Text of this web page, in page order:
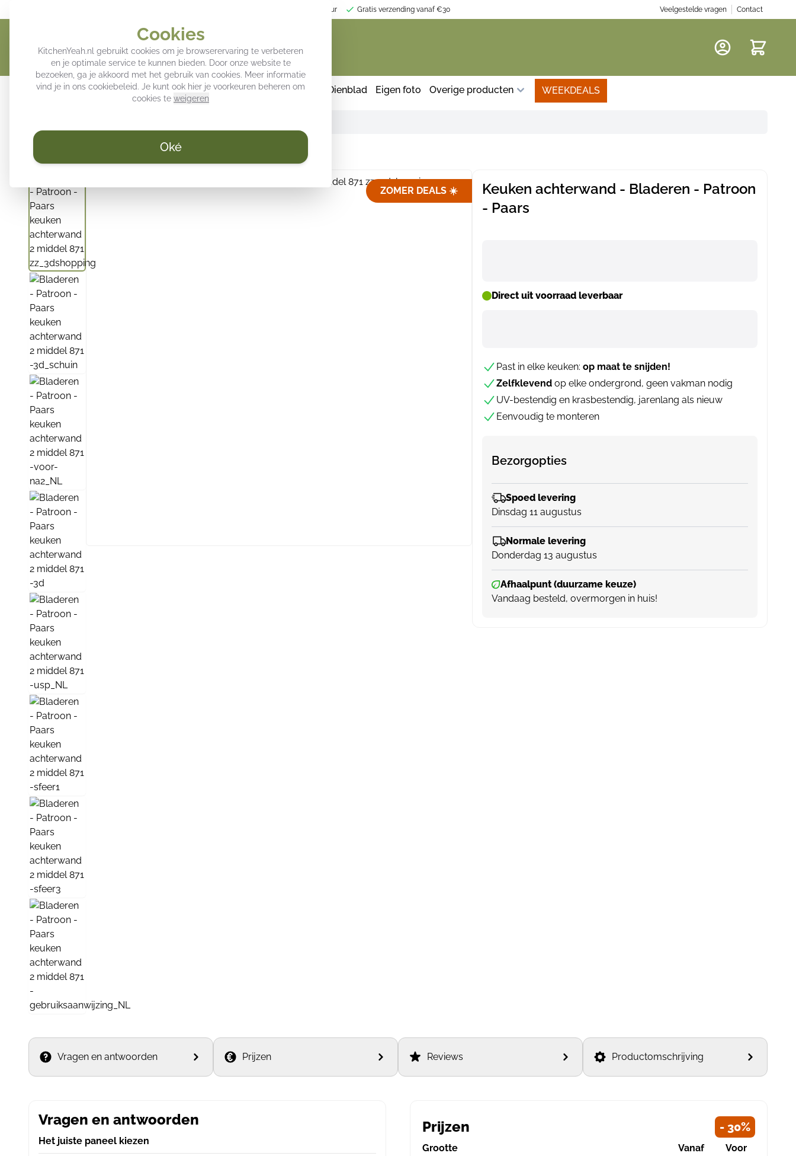
Cookies
KitchenYeah.nl gebruikt cookies om je browserervaring te verbeteren
en je optimale service te kunnen bieden. Door onze website te
bezoeken, ga je akkoord met het gebruik van cookies. Meer informatie
vind je in ons cookiebeleid. Je kunt ook hier je voorkeuren beheren om
cookies te weigeren
Oké
Trendy decoratie voor jouw keukeninterieur Gratis verzending vanaf €30 Veelgestelde vragen Contact
Inductie beschermers Keuken achterwand Spatscherm keuken Dienblad Eigen foto Overige producten WEEKDEALS
KitchenYeah.nl Keuken achterwand - Bladeren - Patroon - Paars
ZOMER DEALS ☀️
Keuken achterwand - Bladeren - Patroon
- Paars
Direct uit voorraad leverbaar
Past in elke keuken: op maat te snijden!
Zelfklevendop elke ondergrond, geen vakman nodig
UV-bestendig en krasbestendig, jarenlang als nieuw
Eenvoudig te monteren
Bezorgopties
Spoed levering
Dinsdag 11 augustus
Normale levering
Donderdag 13 augustus
Afhaalpunt (duurzame keuze)
Vandaag besteld, overmorgen in huis!
Vragen en antwoorden Prijzen Reviews Productomschrijving
Vragen en antwoorden
Het juiste paneel kiezen
Prijzen - 30%
Grootte
Vanaf
Voor